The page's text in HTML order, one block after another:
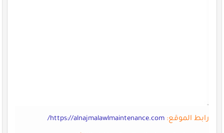
رابط الموقع: https://alnajmalawlmaintenance.com/